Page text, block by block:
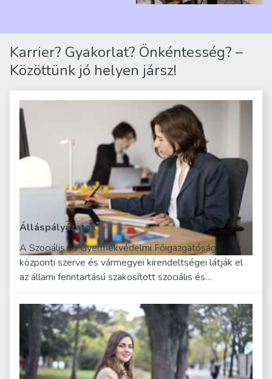
Karrier? Gyakorlat? Önkéntesség? –
Közöttünk jó helyen jársz!
Álláspályázatok
A Szociális és Gyermekvédelmi Főigazgatóság
központi szerve és vármegyei kirendeltségei látják el
az állami fenntartású szakosított szociális és…